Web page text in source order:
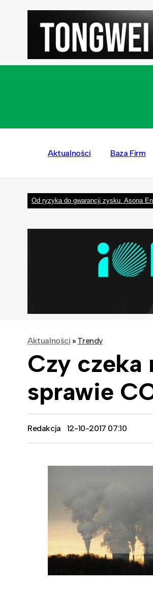
Aktualności Baza Firm
Od ryzyka do gwarancji zysku. Asona
Aktualności » Trendy
Czy czeka
sprawie
Redakcja 12-10-2017 07:10